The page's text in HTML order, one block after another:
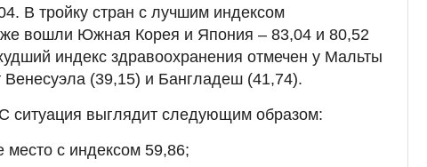
В тройку стран с лучшим индексом
вошли Южная Корея и Япония – 83,04 и 80,52
индекс здравоохранения отмечен у Мальты
(39,15) и Бангладеш (41,74).
ситуация выглядит следующим образом:
место с индексом 59,86;